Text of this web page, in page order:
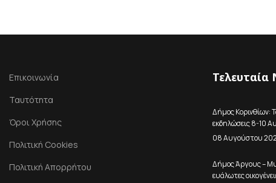
Επικοινωνία
Ταυτότητα
Όροι Χρήσης
Πολιτική Cookies
Πολιτική Απορρήτου
Τελευταία
Δήμος Κορινθίων:
εκδηλώσεις 8-10
08 Αυγούστου
Δήμος Άργους –
ευάλωτες